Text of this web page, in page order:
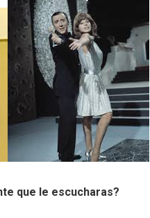
que le escucharas?